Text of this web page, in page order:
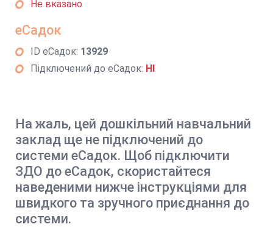
Не вказано
еСадок
ID еСадок: 13929
Підключений до еСадок: НІ
На жаль, цей дошкільний навчальний
заклад ще не підключений до
системи еСадок. Щоб підключити
ЗДО до еСадок, скористайтеся
наведеними нижче інструкціями для
швидкого та зручного приєднання до
системи.